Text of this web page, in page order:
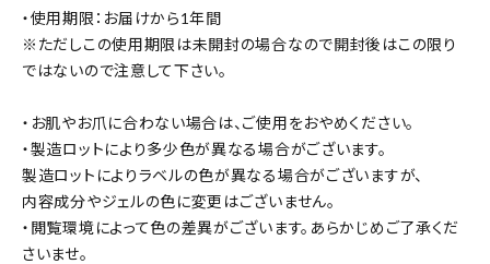
・使用期限：お届けから1年間
※ただしこの使用期限は未開封の場合なので開封後はこの限り
ではないので注意して下さい。
・お肌やお爪に合わない場合は、ご使用をおやめください。
・製造ロットにより多少色が異なる場合がございます。
製造ロットによりラベルの色が異なる場合がございますが、
内容成分やジェルの色に変更はございません。
・閲覧環境によって色の差異がございます。あらかじめご了承くだ
さいませ。